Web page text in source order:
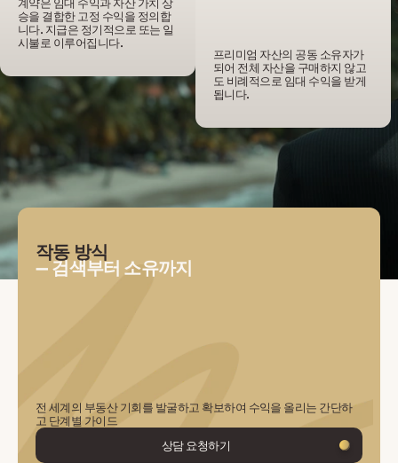
승을 결합한 고정 수익을 정의합
니다. 지급은 정기적으로 또는 일
시불로 이루어집니다.
프리미엄 자산의 공동 소유자가
되어 전체 자산을 구매하지 않고
도 비례적으로 임대 수익을 받게
됩니다.
작동 방식
— 검색부터 소유까지
전 세계의 부동산 기회를 발굴하고 확보하여 수익을 올리는 간단하
고 단계별 가이드
상담 요청하기